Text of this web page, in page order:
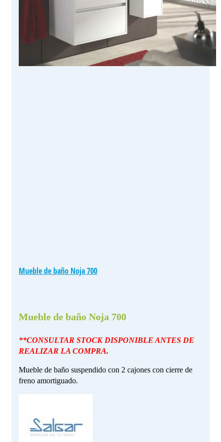
Mueble de baño Noja 700
Mueble de baño Noja 700
**CONSULTAR STOCK DISPONIBLE ANTES DE
REALIZAR LA COMPRA.
Mueble de baño suspendido con 2 cajones con cierre de
freno amortiguado.